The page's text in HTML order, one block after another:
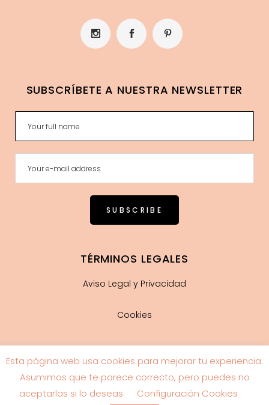
SUBSCRÍBETE A NUESTRA NEWSLETTER
TÉRMINOS LEGALES
Aviso Legal y Privacidad
Cookies
Guía de tallas
Esta página web usa cookies para mejorar tu experiencia.
Asumimos que te parece correcto, pero puedes no
aceptarlas si lo deseas.
Configuración Cookies